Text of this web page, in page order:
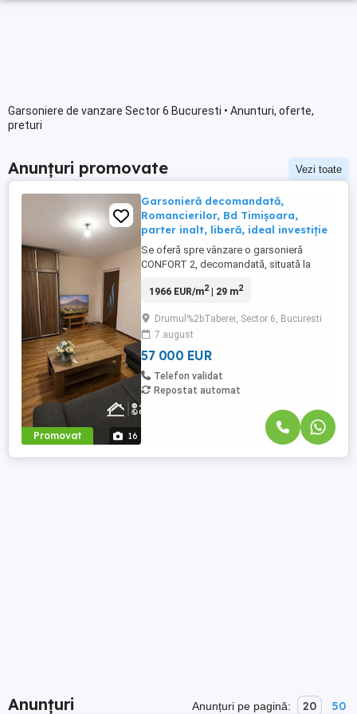
Garsoniere de vanzare Sector 6 Bucuresti • Anunturi, oferte,
preturi
Anunțuri promovate Vezi toate
Promovat 16
Garsonieră decomandată,
Romancierilor, Bd Timișoara,
parter inalt, liberă, ideal investiție
Se oferă spre vânzare o garsonieră
CONFORT 2, decomandată, situată la
balcon, pe Bulevardul Timișoara nr. 48,
semistradal, cu acces rapid către
transport public și zone comerciale,
proprietatea este potrivită atât pentru ...
1966 EUR/m2| 29 m2
Drumul%2bTaberei, Sector 6, Bucuresti
7 august
57 000 EUR
Telefon validat
Repostat automat
Anunțuri Anunțuri pe pagină: 20 50